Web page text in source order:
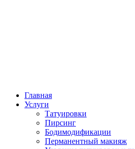
Главная
Услуги
Татуировки
Пирсинг
Бодимодификации
Перманентный макияж